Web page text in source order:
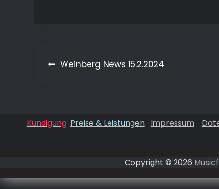
Beitragsnavigation
Weinberg News 15.2.2024
Kündigung Preise & Leistungen Impressum
Copyright © 2026